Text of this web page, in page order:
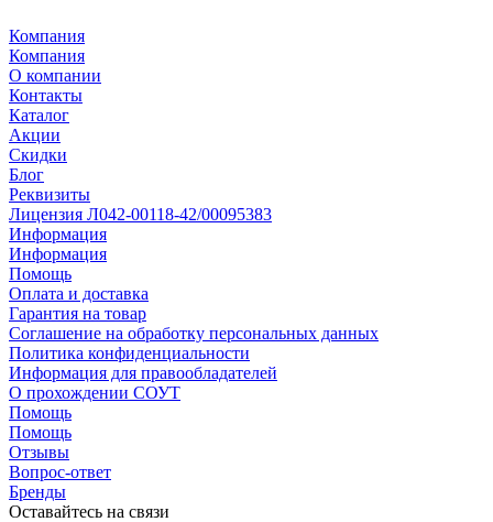
Компания
Компания
О компании
Контакты
Каталог
Акции
Скидки
Блог
Реквизиты
Лицензия Л042-00118-42/00095383
Информация
Информация
Помощь
Оплата и доставка
Гарантия на товар
Соглашение на обработку персональных данных
Политика конфиденциальности
Информация для правообладателей
О прохождении СОУТ
Помощь
Помощь
Отзывы
Вопрос-ответ
Бренды
Оставайтесь на связи